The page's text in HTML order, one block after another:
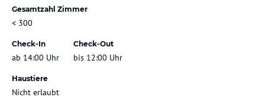
Gesamtzahl Zimmer
< 300
Check-In
ab 14:00 Uhr
Check-Out
bis 12:00 Uhr
Haustiere
Nicht erlaubt